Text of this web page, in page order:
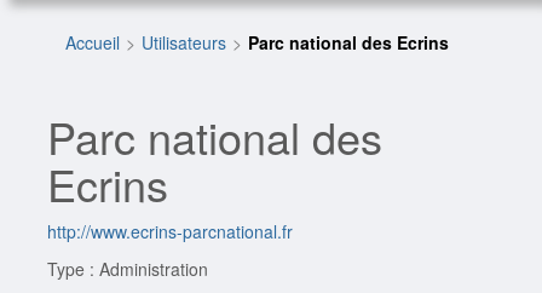
Accueil Utilisateurs Parc national des Ecrins
Parc national des
Ecrins
http://www.ecrins-parcnational.fr
Type : Administration